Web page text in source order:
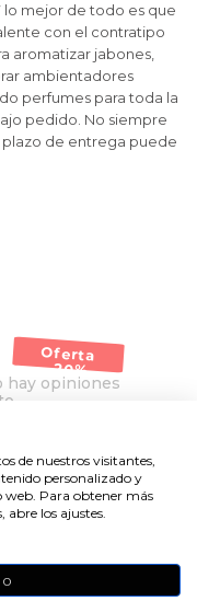
lo mejor de todo es que
con el contratipo
aromatizar jabones,
ambientadores
perfumes para toda la
pedido. No siempre
de entrega puede
Oferta
-20%
hay opiniones
de nuestros visitantes,
personalizado y
web. Para obtener más
los ajustes.